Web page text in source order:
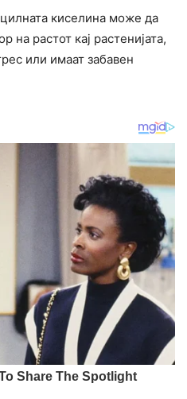
киселина може да
на растот кај растенијата,
или имаат забавен